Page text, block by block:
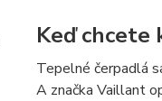
Keď chcete
Tepelné čerpadlá
A značka Vaillant